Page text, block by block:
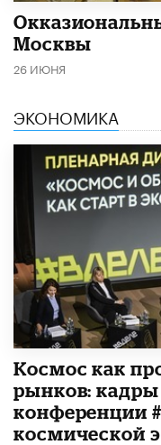
Москвы
26 ИЮНЯ
ЭКОНОМИКА
Космос как
рынков: кадры
конференции
космической